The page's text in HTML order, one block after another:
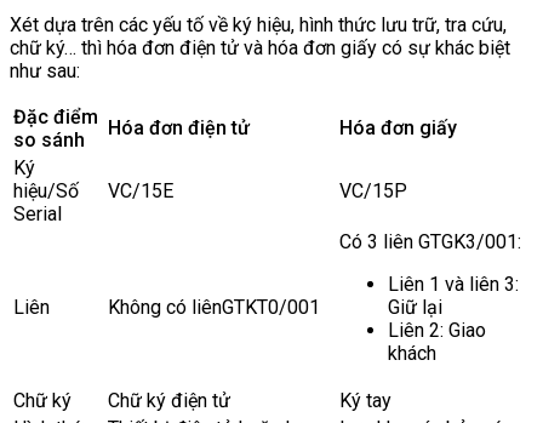
Xét dựa trên các yếu tố về ký hiệu, hình thức lưu trữ, tra cứu,
chữ ký… thì hóa đơn điện tử và hóa đơn giấy có sự khác biệt
như sau:
Đặc điểm
so sánh
Hóa đơn điện tử
Hóa đơn giấy
Ký
hiệu/Số
Serial
VC/15E VC/15P
Liên Không có liênGTKT0/001
Có 3 liên GTGK3/001:
Liên 1 và liên 3:
Giữ lại
Liên 2: Giao
khách
Chữ ký Chữ ký điện tử
Ký tay